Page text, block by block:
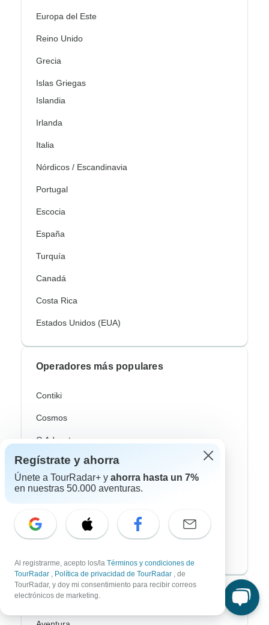
Europa del Este
Reino Unido
Grecia
Islas Griegas
Islandia
Irlanda
Italia
Nórdicos / Escandinavia
Portugal
Escocia
España
Turquía
Canadá
Costa Rica
Estados Unidos (EUA)
Operadores más populares
Contiki
Cosmos
G Adventures
Intrepid
Topdeck
Europamundo
Estilos de viaje más populares
Regístrate y ahorra
Únete a TourRadar+ y ahorra hasta un 7%
en nuestras 50.000 aventuras.
Al registrarme, acepto los/la Términos y condiciones de
TourRadar , Política de privacidad de TourRadar , de
TourRadar, y doy mi consentimiento para recibir correos
electrónicos de marketing.